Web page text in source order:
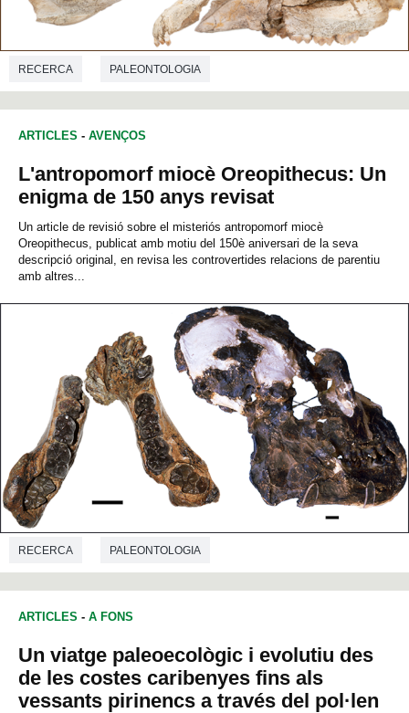
RECERCA PALEONTOLOGIA
ARTICLES - AVENÇOS
L'antropomorf miocè Oreopithecus: Un
enigma de 150 anys revisat
Un article de revisió sobre el misteriós antropomorf miocè
Oreopithecus, publicat amb motiu del 150è aniversari de la seva
descripció original, en revisa les controvertides relacions de parentiu
amb altres...
RECERCA PALEONTOLOGIA
ARTICLES - A FONS
Un viatge paleoecològic i evolutiu des
de les costes caribenyes fins als
vessants pirinencs a través del pol·len